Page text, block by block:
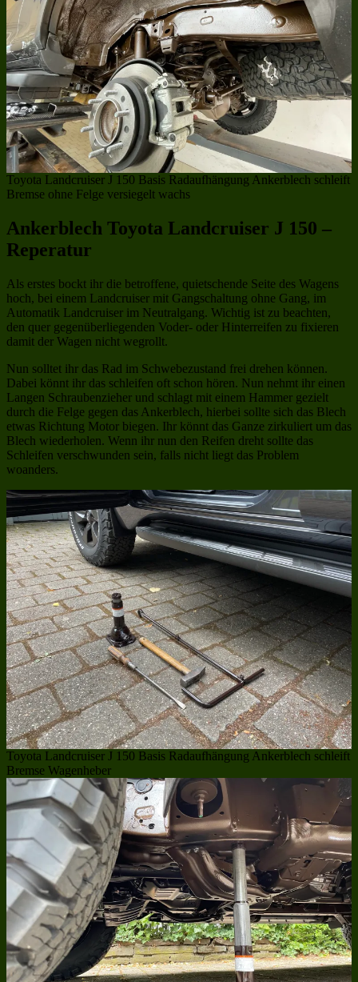
Toyota Landcruiser J 150 Basis Radaufhängung Ankerblech schleift
Bremse ohne Felge versiegelt wachs
Ankerblech Toyota Landcruiser J 150 –
Reperatur
Als erstes bockt ihr die betroffene, quietschende Seite des Wagens
hoch, bei einem Landcruiser mit Gangschaltung ohne Gang, im
Automatik Landcruiser im Neutralgang. Wichtig ist zu beachten,
den quer gegenüberliegenden Voder- oder Hinterreifen zu fixieren
damit der Wagen nicht wegrollt.
Nun solltet ihr das Rad im Schwebezustand frei drehen können.
Dabei könnt ihr das schleifen oft schon hören. Nun nehmt ihr einen
Langen Schraubenzieher und schlagt mit einem Hammer gezielt
durch die Felge gegen das Ankerblech, hierbei sollte sich das Blech
etwas Richtung Motor biegen. Ihr könnt das Ganze zirkuliert um das
Blech wiederholen. Wenn ihr nun den Reifen dreht sollte das
Schleifen verschwunden sein, falls nicht liegt das Problem
woanders.
Toyota Landcruiser J 150 Basis Radaufhängung Ankerblech schleift
Bremse Wagenheber